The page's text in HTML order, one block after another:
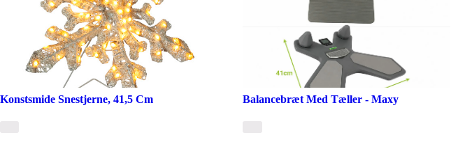
Konstsmide Snestjerne, 41,5 Cm Balancebræt Med Tæller - Maxy